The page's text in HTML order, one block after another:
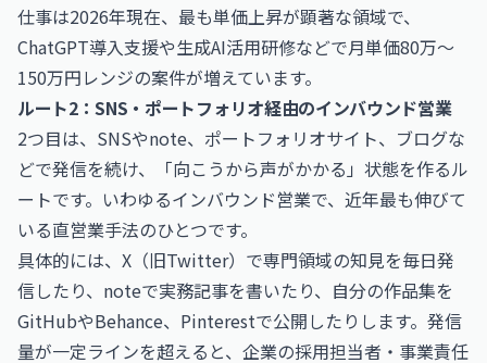
仕事は2026年現在、最も単価上昇が顕著な領域で、
ChatGPT導入支援や生成AI活用研修などで月単価80万〜
150万円レンジの案件が増えています。
ルート2：SNS・ポートフォリオ経由のインバウンド営業
2つ目は、SNSやnote、ポートフォリオサイト、ブログな
どで発信を続け、「向こうから声がかかる」状態を作るル
ートです。いわゆるインバウンド営業で、近年最も伸びて
いる直営業手法のひとつです。
具体的には、X（旧Twitter）で専門領域の知見を毎日発
信したり、noteで実務記事を書いたり、自分の作品集を
GitHubやBehance、Pinterestで公開したりします。発信
量が一定ラインを超えると、企業の採用担当者・事業責任